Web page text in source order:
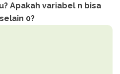
Apakah variabel n bisa
0?